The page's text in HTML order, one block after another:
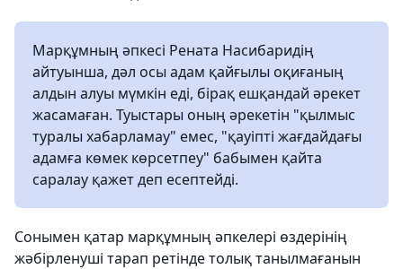
Марқұмның әпкесі Рената Насибаридің
айтуынша, дәл осы адам қайғылы оқиғаның
алдын алуы мүмкін еді, бірақ ешқандай әрекет
жасамаған. Туыстары оның әрекетін "қылмыс
туралы хабарламау" емес, "қауіпті жағдайдағы
адамға көмек көрсетпеу" бабымен қайта
саралау қажет деп есептейді.
Сонымен қатар марқұмның әпкелері өздерінің
жәбірленуші тарап ретінде толық танылмағанын